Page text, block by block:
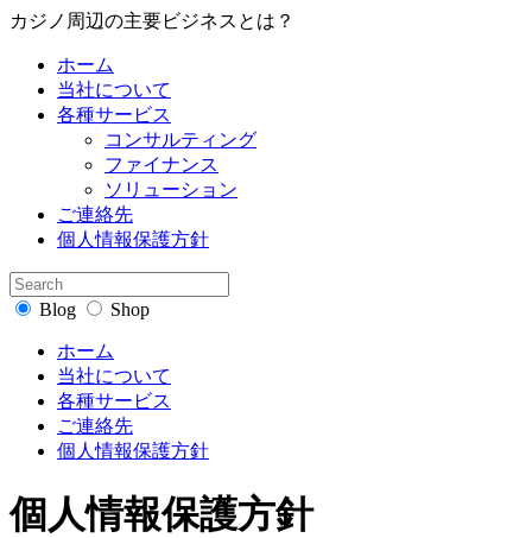
カ‌ジ‌ノ‌周‌辺‌の‌主‌要‌ビ‌ジ‌ネ‌ス‌と‌は？‌
ホーム
当社について
各種サービス
コンサルティング
ファイナンス
ソリューション
ご連絡先
個人情報保護方針
Blog Shop
ホーム
当社について
各種サービス
ご連絡先
個人情報保護方針
個人情報保護方針